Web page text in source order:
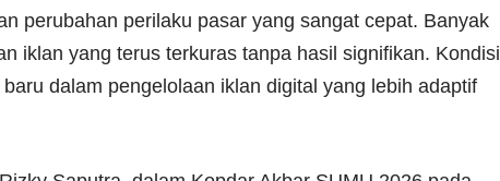
perubahan perilaku pasar yang sangat cepat. Banyak
iklan yang terus terkuras tanpa hasil signifikan. Kondisi
dalam pengelolaan iklan digital yang lebih adaptif